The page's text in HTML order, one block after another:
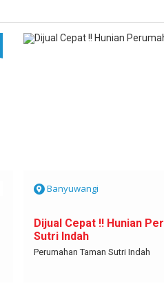
Banyuwangi
Dijual Cepat !! Hunian
Sutri Indah
Perumahan Taman Sutri Indah